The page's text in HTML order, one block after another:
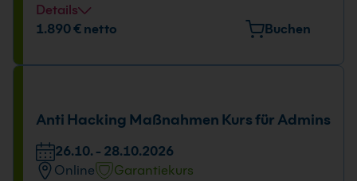
Details
Veranstaltungsort
26.10. - 28.10.2026
1.890 € netto Buchen
Anti Hacking Maßnahmen Kurs für Admins
26.10. - 28.10.2026
Online
Garantiekurs